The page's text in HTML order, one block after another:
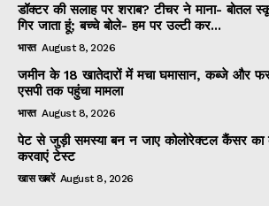
डॉक्टर की सलाह पर शराब? टीचर ने माना-
गिर जाता हूं; बच्चे बोले- हम पर उल्टी कर...
भारत August 8, 2026
जमीन के 18 खातेदारों में मचा घमासान, कब्जे और
एसपी तक पहुंचा मामला
भारत August 8, 2026
पेट से जुड़ी समस्या बन न जाए कोलोरेक्टल कैंसर
करवाएं टेस्ट
खास खबरें August 8, 2026